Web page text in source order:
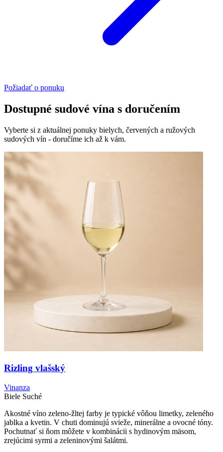
Požiadať o ponuku
Dostupné sudové vína s doručením
Vyberte si z aktuálnej ponuky bielych, červených a ružových
sudových vín - doručíme ich až k vám.
Rizling vlašský
Vinanza
Biele Suché
Akostné víno zeleno-žltej farby je typické vôňou limetky, zeleného
jablka a kvetin. V chuti dominujú svieže, minerálne a ovocné tóny.
Pochutnať si ňom môžete v kombinácii s hydinovým mäsom,
zrejúcimi syrmi a zeleninovými šalátmi.